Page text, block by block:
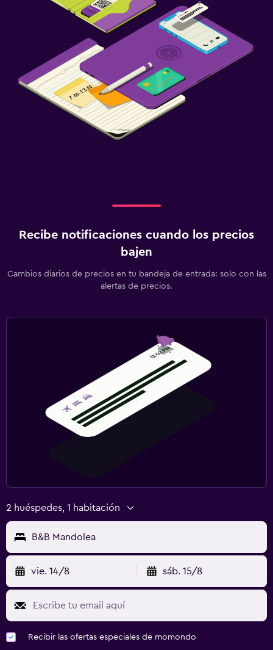
Recibe notificaciones cuando los precios
bajen
Cambios diarios de precios en tu bandeja de entrada: solo con las
alertas de precios.
2 huéspedes, 1 habitación
B&B Mandolea
vie. 14/8 sáb. 15/8
Recibir las ofertas especiales de momondo